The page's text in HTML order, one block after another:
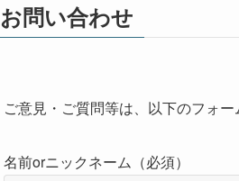
お問い合わせ
ご意見・ご質問等は、以下のフォー
名前orニックネーム（必須）